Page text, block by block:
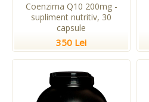
Coenzima Q10 200mg -
supliment nutritiv, 30
capsule
350 Lei